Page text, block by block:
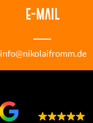
E-MAIL
info@nikolaifromm.de